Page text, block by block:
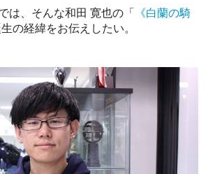
は、そんな和田 寛也の「 《白蘭の騎
の経緯をお伝えしたい。